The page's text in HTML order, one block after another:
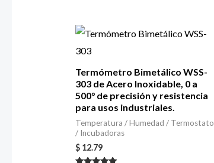
Termómetro Bimetálico WSS-
303 de Acero Inoxidable, 0 a
500° de precisión y resistencia
para usos industriales.
Temperatura / Humedad / Termostato
/ Incubadoras
$12.79